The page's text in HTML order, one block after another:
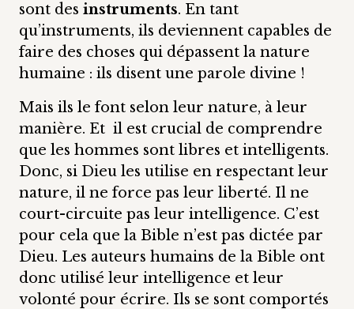
sont des instruments. En tant
qu’instruments, ils deviennent capables de
faire des choses qui dépassent la nature
humaine : ils disent une parole divine !
Mais ils le font selon leur nature, à leur
manière. Et il est crucial de comprendre
que les hommes sont libres et intelligents.
Donc, si Dieu les utilise en respectant leur
nature, il ne force pas leur liberté. Il ne
court-circuite pas leur intelligence. C’est
pour cela que la Bible n’est pas dictée par
Dieu. Les auteurs humains de la Bible ont
donc utilisé leur intelligence et leur
volonté pour écrire. Ils se sont comportés